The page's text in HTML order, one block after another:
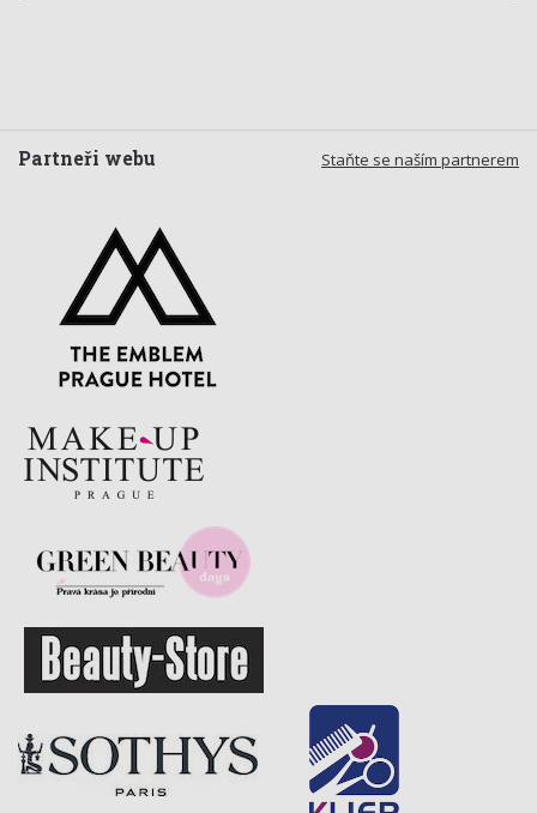
Staňte se naším partnerem
Partneři webu